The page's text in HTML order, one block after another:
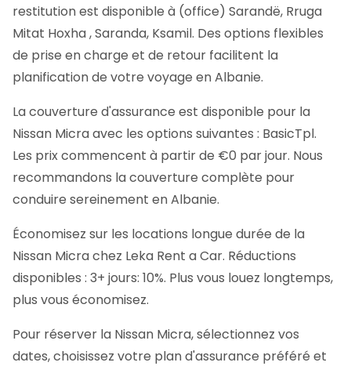
restitution est disponible à (office) Sarandë, Rruga
Mitat Hoxha , Saranda, Ksamil. Des options flexibles
de prise en charge et de retour facilitent la
planification de votre voyage en Albanie.
La couverture d'assurance est disponible pour la
Nissan Micra avec les options suivantes : BasicTpl.
Les prix commencent à partir de €0 par jour. Nous
recommandons la couverture complète pour
conduire sereinement en Albanie.
Économisez sur les locations longue durée de la
Nissan Micra chez Leka Rent a Car. Réductions
disponibles : 3+ jours: 10%. Plus vous louez longtemps,
plus vous économisez.
Pour réserver la Nissan Micra, sélectionnez vos
dates, choisissez votre plan d'assurance préféré et